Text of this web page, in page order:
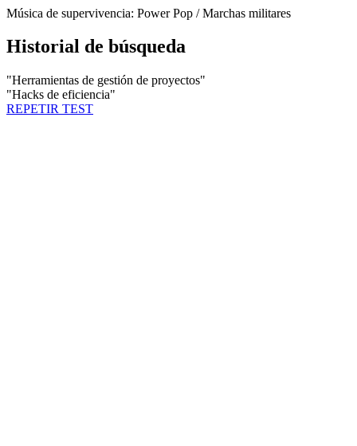
Música de supervivencia: Power Pop / Marchas militares
Historial de búsqueda
"Herramientas de gestión de proyectos"
"Hacks de eficiencia"
REPETIR TEST